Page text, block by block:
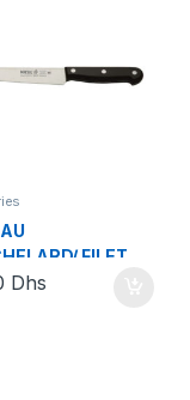
FILET
25 CM NOIR
Dhs